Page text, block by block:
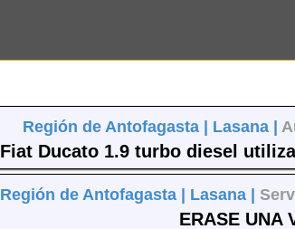
Región de Antofagasta | Lasana |
Fiat Ducato 1.9 turbo diesel
Región de Antofagasta | Lasana |
ERASE UNA